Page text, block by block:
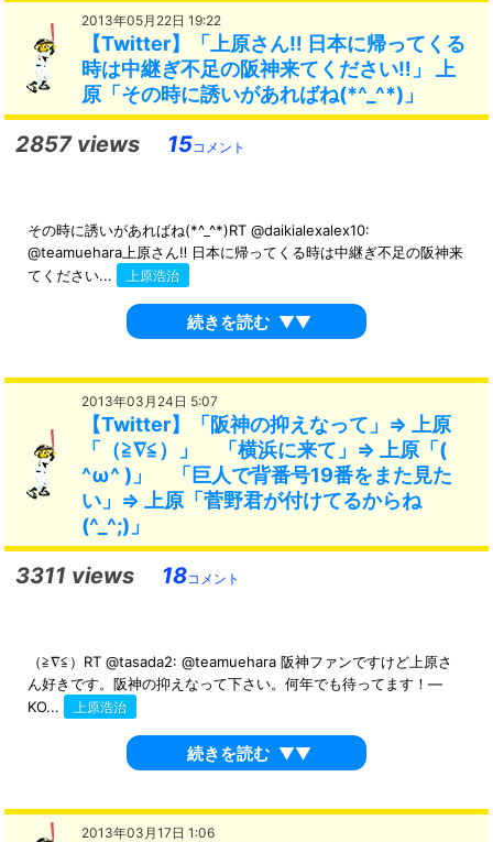
2013年05月22日 19:22
【Twitter】「上原さん‼ 日本に帰ってくる
時は中継ぎ不足の阪神来てください‼」 上
原「その時に誘いがあればね(*^_^*)」
2857 views 15コメント
その時に誘いがあればね(*^_^*)RT @daikialexalex10:
@teamuehara上原さん‼ 日本に帰ってくる時は中継ぎ不足の阪神来
てください...
上原浩治
続きを読む ▼▼
2013年03月24日 5:07
【Twitter】「阪神の抑えなって」⇒ 上原
「（≧∇≦）」 「横浜に来て」⇒ 上原「(
^ω^ )」 「巨人で背番号19番をまた見た
い」⇒ 上原「菅野君が付けてるからね
(^_^;)」
3311 views 18コメント
（≧∇≦）RT @tasada2: @teamuehara 阪神ファンですけど上原さ
ん好きです。阪神の抑えなって下さい。何年でも待ってます！—
KO...
上原浩治
続きを読む ▼▼
2013年03月17日 1:06